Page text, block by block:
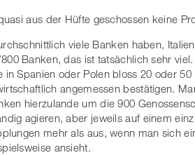
aus der Hüfte geschossen keine
viele Banken haben,
Banken, das ist tatsächlich sehr
Spanien oder Polen bloss 20 oder
angemessen bestätigen.
hierzulande um die 900
agieren, aber jeweils auf einem
mehr als aus, wenn man sich
ansieht.